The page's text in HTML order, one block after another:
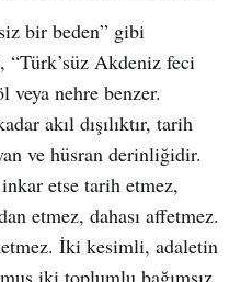
bir beden” gibi
“Türk’süz Akdeniz feci
veya nehre benzer.
akıl dışılıktır, tarih
ve hüsran derinliğidir.
etse tarih etmez,
etmez, dahası affetmez.
İki kesimli, adaletin
iki toplumlu bağımsız